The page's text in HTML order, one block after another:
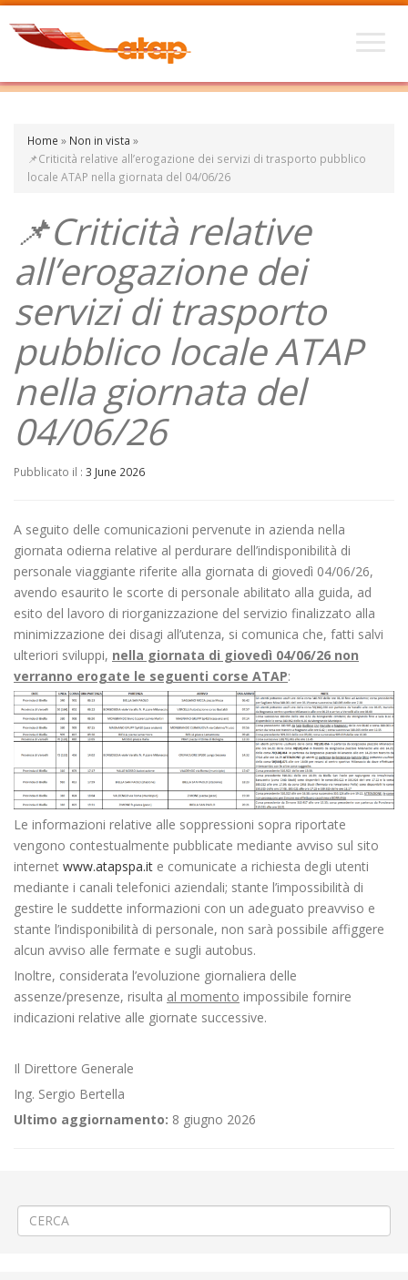
Home » Non in vista »
📌Criticità relative all’erogazione dei servizi di trasporto pubblico
locale ATAP nella giornata del 04/06/26
📌Criticità relative
all’erogazione dei
servizi di trasporto
pubblico locale ATAP
nella giornata del
04/06/26
Pubblicato il : 3 June 2026
A seguito delle comunicazioni pervenute in azienda nella
giornata odierna relative al perdurare dell’indisponibilità di
personale viaggiante riferite alla giornata di giovedì 04/06/26,
avendo esaurito le scorte di personale abilitato alla guida, ad
esito del lavoro di riorganizzazione del servizio finalizzato alla
minimizzazione dei disagi all’utenza, si comunica che, fatti salvi
ulteriori sviluppi, nella giornata di giovedì 04/06/26 non
verranno erogate le seguenti corse ATAP:
Le informazioni relative alle soppressioni sopra riportate
vengono contestualmente pubblicate mediante avviso sul sito
internet www.atapspa.it e comunicate a richiesta degli utenti
mediante i canali telefonici aziendali; stante l’impossibilità di
gestire le suddette informazioni con un adeguato preavviso e
stante l’indisponibilità di personale, non sarà possibile affiggere
alcun avviso alle fermate e sugli autobus.
Inoltre, considerata l’evoluzione giornaliera delle
assenze/presenze, risulta al momento impossibile fornire
indicazioni relative alle giornate successive.
Il Direttore Generale
Ing. Sergio Bertella
Ultimo aggiornamento: 8 giugno 2026